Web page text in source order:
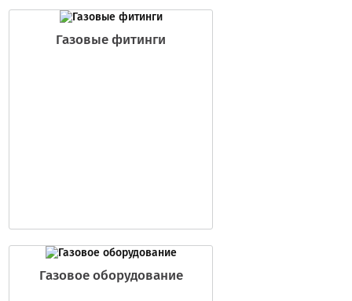
Газовые фитинги
Газовое оборудование